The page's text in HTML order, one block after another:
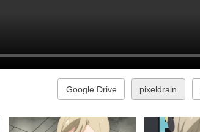
pixeldrain
Google Drive